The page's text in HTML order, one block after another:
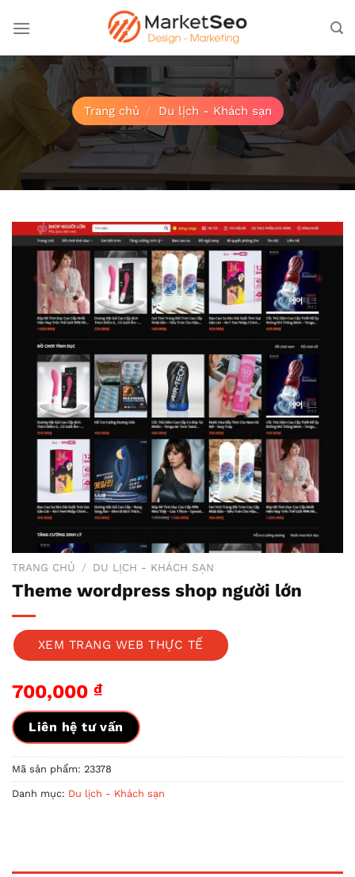
qua
dung
Trang chủ / Du lịch - Khách sạn
TRANG CHỦ / DU LỊCH - KHÁCH SẠN
Theme wordpress shop người lớn
XEM TRANG WEB THỰC TẾ
700,000 ₫
Liên hệ tư vấn
Mã sản phẩm: 23378
Danh mục: Du lịch - Khách sạn